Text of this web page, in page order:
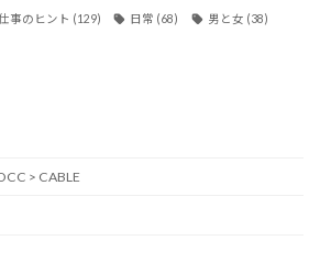
事のヒント (129) 日常 (68) 男と女 (38)
> CABLE